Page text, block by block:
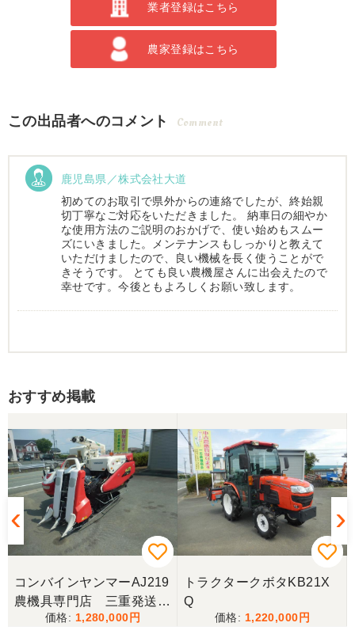
業者登録はこちら
農家登録はこちら
この出品者へのコメント Comment
鹿児島県／株式会社大道
初めてのお取引で県外からの連絡でしたが、終始親
切丁寧なご対応をいただきました。 納車日の細やか
な使用方法のご説明のおかげで、使い始めもスムー
ズにいきました。メンテナンスもしっかりと教えて
いただけましたので、良い機械を長く使うことがで
きそうです。 とても良い農機屋さんに出会えたので
幸せです。今後ともよろしくお願い致します。
おすすめ掲載
コンバインヤンマーAJ219
農機具専門店 三重発送整
備済み
1,280,000
トラクタークボタKB21X
Q
1,220,000